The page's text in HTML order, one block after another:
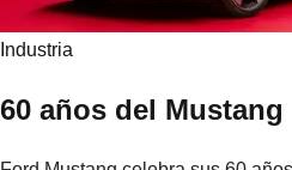
Industria
60 años del Mustang